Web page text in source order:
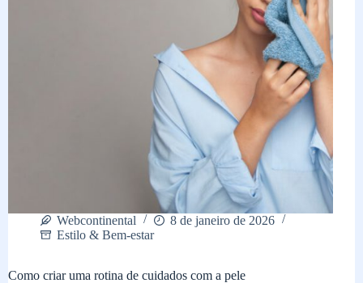
Webcontinental
8 de janeiro de 2026
Estilo & Bem-estar
Como criar uma rotina de cuidados com a pele